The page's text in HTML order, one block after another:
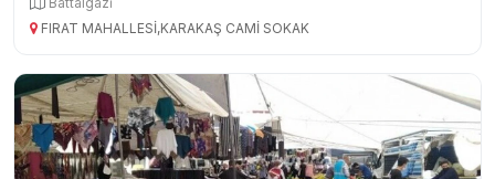
FIRAT MAHALLESİ,KARAKAŞ CAMİ SOKAK